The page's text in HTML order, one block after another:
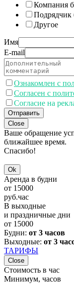
Компания
Подрядчик
Другое
Имя
E-mail
Ознакомлен с
Согласен с
Согласие на
Отправить
Close
Ваше обращение
ближайшее время.
Спасибо!
Ok
Аренда в будни
от 15000
руб.час
В выходные
и праздничные дни
от 15000
Будни: от 3 часов
Выходные: от 3
ТАРИФЫ
Close
Стоимость в час
Минимум, часов